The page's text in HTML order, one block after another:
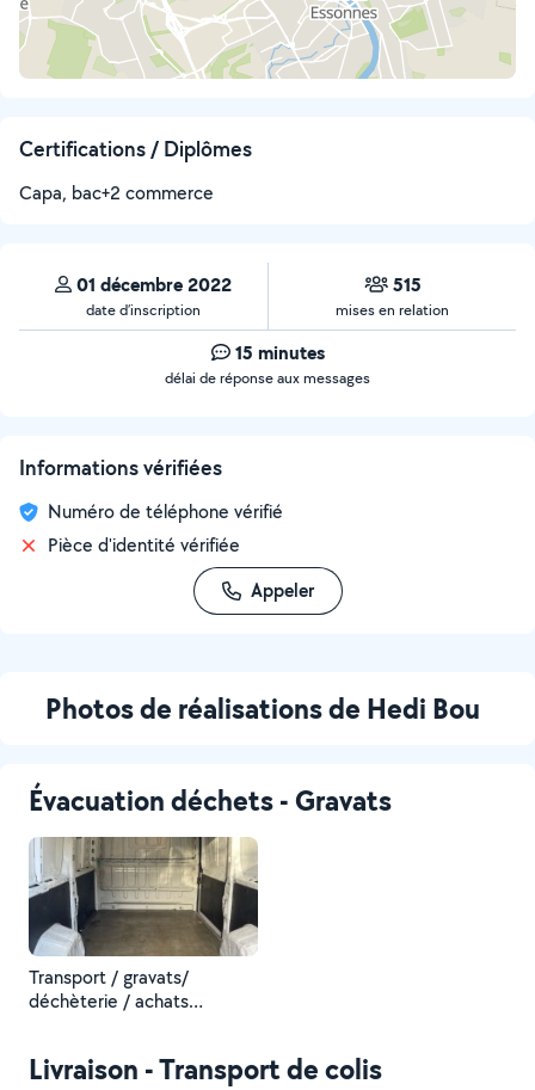
Certifications / Diplômes
Capa, bac+2 commerce
01 décembre 2022
date d’inscription
515
mises en relation
15 minutes
délai de réponse aux messages
Informations vérifiées
Numéro de téléphone vérifié
Pièce d'identité vérifiée
Appeler
Photos de réalisations de Hedi Bou
Évacuation déchets - Gravats
Transport / gravats/
déchèterie / achats
Livraison - Transport de colis